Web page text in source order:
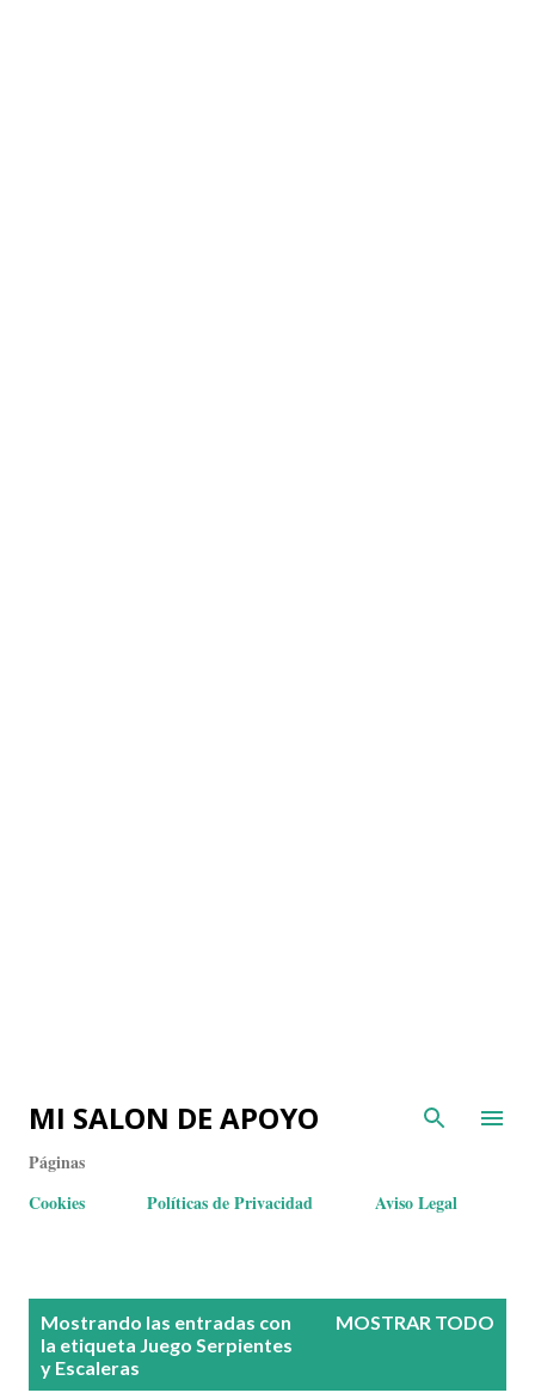
MI SALON DE APOYO
Páginas
Cookies
Políticas de Privacidad Aviso Legal
Mostrando las entradas con
la etiqueta Juego Serpientes
y Escaleras
MOSTRAR TODO